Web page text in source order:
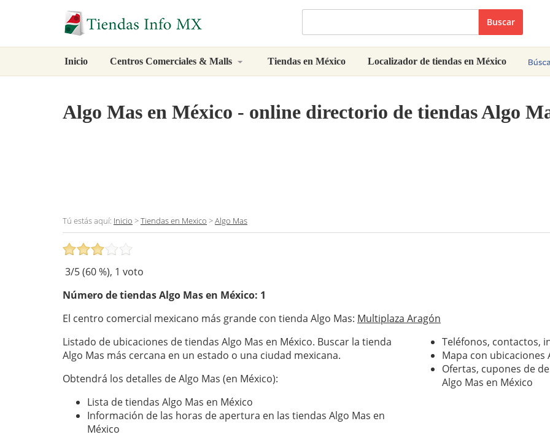
Buscar
Inicio Centros Comerciales & Malls Tiendas en México Localizador de tiendas en México
Algo Mas en México - online directorio de tiendas Algo
Tú estás aquí: Inicio >Tiendas en Mexico >Algo Mas
3/5 (60%), 1 voto
Número de tiendasAlgo Masen México: 1
El centro comercial mexicano más grande con tienda Algo Mas: Multiplaza Aragón
Listado de ubicaciones de tiendas Algo Mas en México. Buscar la tienda
Algo Mas más cercana en un estado o una ciudad mexicana.
Obtendrá los detalles de Algo Mas (en México):
Lista de tiendas Algo Mas en México
Información de las horas de apertura en las tiendas Algo Mas en
México
Teléfonos, contactos,
Mapa con ubicaciones
Ofertas, cupones de
Algo Mas en México